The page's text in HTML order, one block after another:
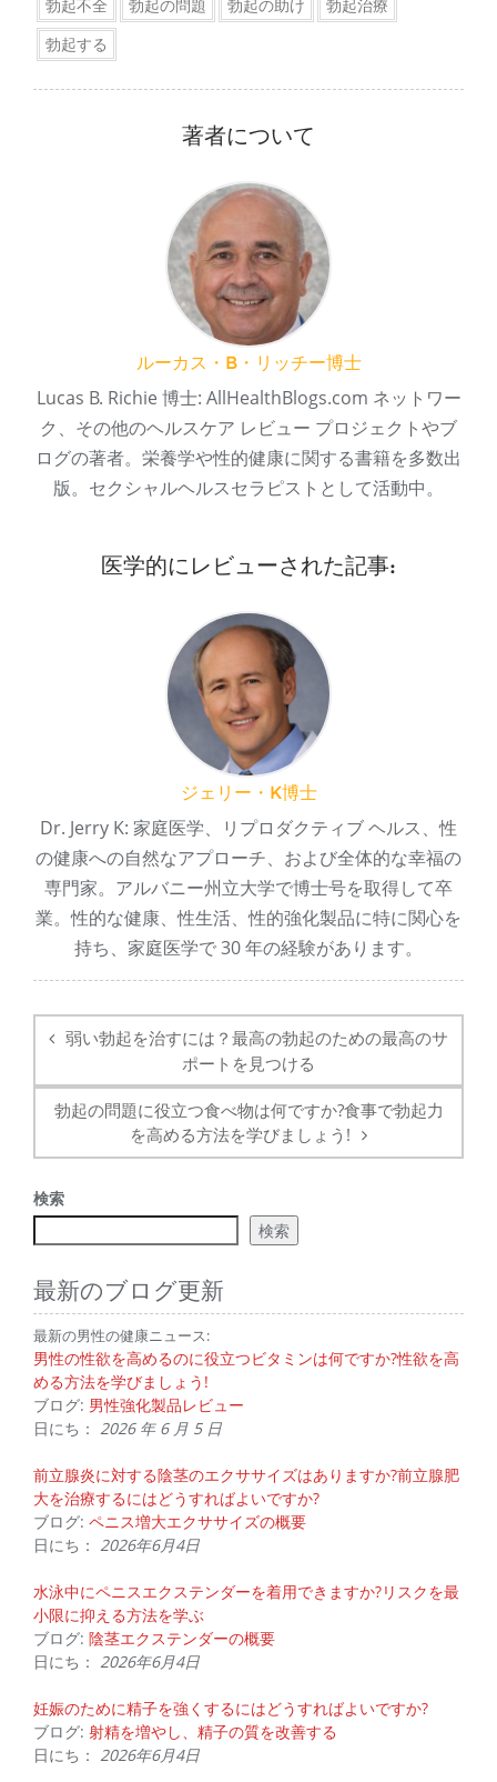
勃起不全
勃起の問題 勃起の助け
勃起治療
勃起する
著者について
ルーカス・B・リッチー博士
Lucas B. Richie 博士: AllHealthBlogs.com ネットワー
ク、その他のヘルスケア レビュー プロジェクトやブ
ログの著者。栄養学や性的健康に関する書籍を多数出
版。セクシャルヘルスセラピストとして活動中。
医学的にレビューされた記事:
ジェリー・K博士
Dr. Jerry K: 家庭医学、リプロダクティブ ヘルス、性
の健康への自然なアプローチ、および全体的な幸福の
専門家。アルバニー州立大学で博士号を取得して卒
業。性的な健康、性生活、性的強化製品に特に関心を
持ち、家庭医学で 30 年の経験があります。
稿
ナ
ビ
ゲ
シ
ョ
ン
弱い勃起を治すには？最高の勃起のための最高のサ
ポートを見つける
勃起の問題に役立つ食べ物は何ですか?食事で勃起力
を高める方法を学びましょう!
検索
検索
最新のブログ更新
最新の男性の健康ニュース:
男性の性欲を高めるのに役立つビタミンは何ですか?性欲を高
める方法を学びましょう!
ブログ: 男性強化製品レビュー
日にち： 2026 年 6 月 5 日
前立腺炎に対する陰茎のエクササイズはありますか?前立腺肥
大を治療するにはどうすればよいですか?
ブログ: ペニス増大エクササイズの概要
日にち： 2026年6月4日
水泳中にペニスエクステンダーを着用できますか?リスクを最
小限に抑える方法を学ぶ
ブログ: 陰茎エクステンダーの概要
日にち： 2026年6月4日
妊娠のために精子を強くするにはどうすればよいですか?
ブログ: 射精を増やし、精子の質を改善する
日にち： 2026年6月4日